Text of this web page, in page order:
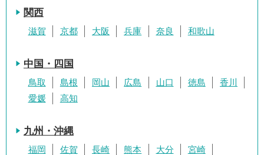
関西
滋賀 京都 大阪 兵庫 奈良 和歌山
中国・四国
鳥取 島根 岡山 広島 山口 徳島
香川
愛媛
高知
九州・沖縄
福岡 佐賀 長崎 熊本 大分
宮崎